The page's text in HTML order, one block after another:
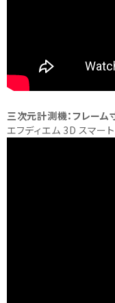
三次元計測機：フレーム
エフディエム 3D スマー